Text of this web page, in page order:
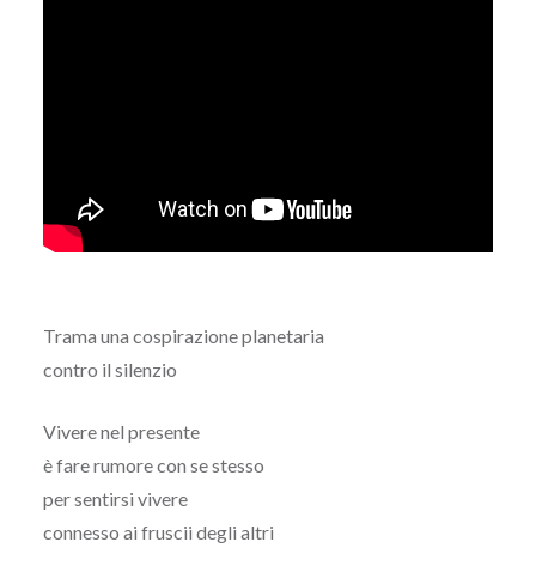
Trama una cospirazione planetaria
contro il silenzio
Vivere nel presente
è fare rumore con se stesso
per sentirsi vivere
connesso ai fruscii degli altri